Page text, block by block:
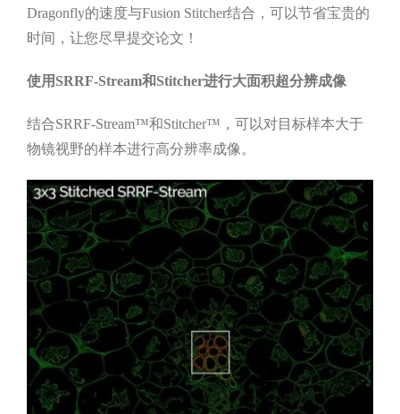
Dragonfly的速度与Fusion Stitcher结合，可以节省宝贵的
时间，让您尽早提交论文！
使用SRRF-Stream和Stitcher进行大面积超分辨成像
结合SRRF-Stream™和Stitcher™，可以对目标样本大于
物镜视野的样本进行高分辨率成像。